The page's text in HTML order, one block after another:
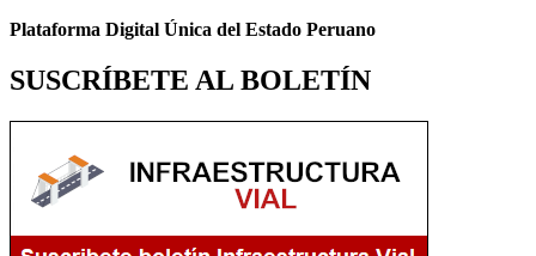
Plataforma Digital Única del Estado Peruano
SUSCRÍBETE AL BOLETÍN